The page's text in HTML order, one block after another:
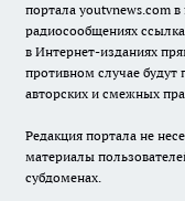
портала youtvnews.com
радиосообщениях
в Интернет-изданиях
противном случае
авторских и смежных
Редакция портала не
материалы
субдоменах.